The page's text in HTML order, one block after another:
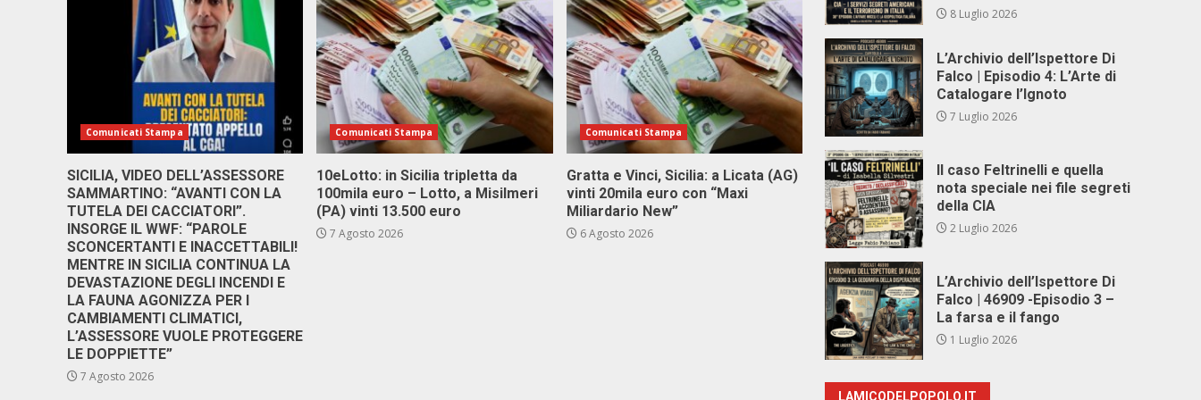
Comunicati Stampa
SICILIA, VIDEO DELL’ASSESSORE
SAMMARTINO: “AVANTI CON LA
TUTELA DEI CACCIATORI”.
INSORGE IL WWF: “PAROLE
SCONCERTANTI E INACCETTABILI!
MENTRE IN SICILIA CONTINUA LA
DEVASTAZIONE DEGLI INCENDI E
LA FAUNA AGONIZZA PER I
CAMBIAMENTI CLIMATICI,
L’ASSESSORE VUOLE PROTEGGERE
LE DOPPIETTE”
7 Agosto 2026
Comunicati Stampa
10eLotto: in Sicilia tripletta da
100mila euro – Lotto, a Misilmeri
(PA) vinti 13.500 euro
7 Agosto 2026
Comunicati Stampa
Gratta e Vinci, Sicilia: a Licata (AG)
vinti 20mila euro con “Maxi
Miliardario New”
6 Agosto 2026
8 Luglio 2026
L’Archivio dell’Ispettore Di
Falco | Episodio 4: L’Arte di
Catalogare l’Ignoto
7 Luglio 2026
Il caso Feltrinelli e quella
nota speciale nei file segreti
della CIA
2 Luglio 2026
L’Archivio dell’Ispettore Di
Falco | 46909 -Episodio 3 –
La farsa e il fango
1 Luglio 2026
LAMICODELPOPOLO.IT